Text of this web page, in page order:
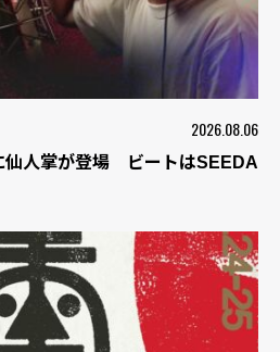
2026.08.06
仙人掌が登場 ビートはSEEDA